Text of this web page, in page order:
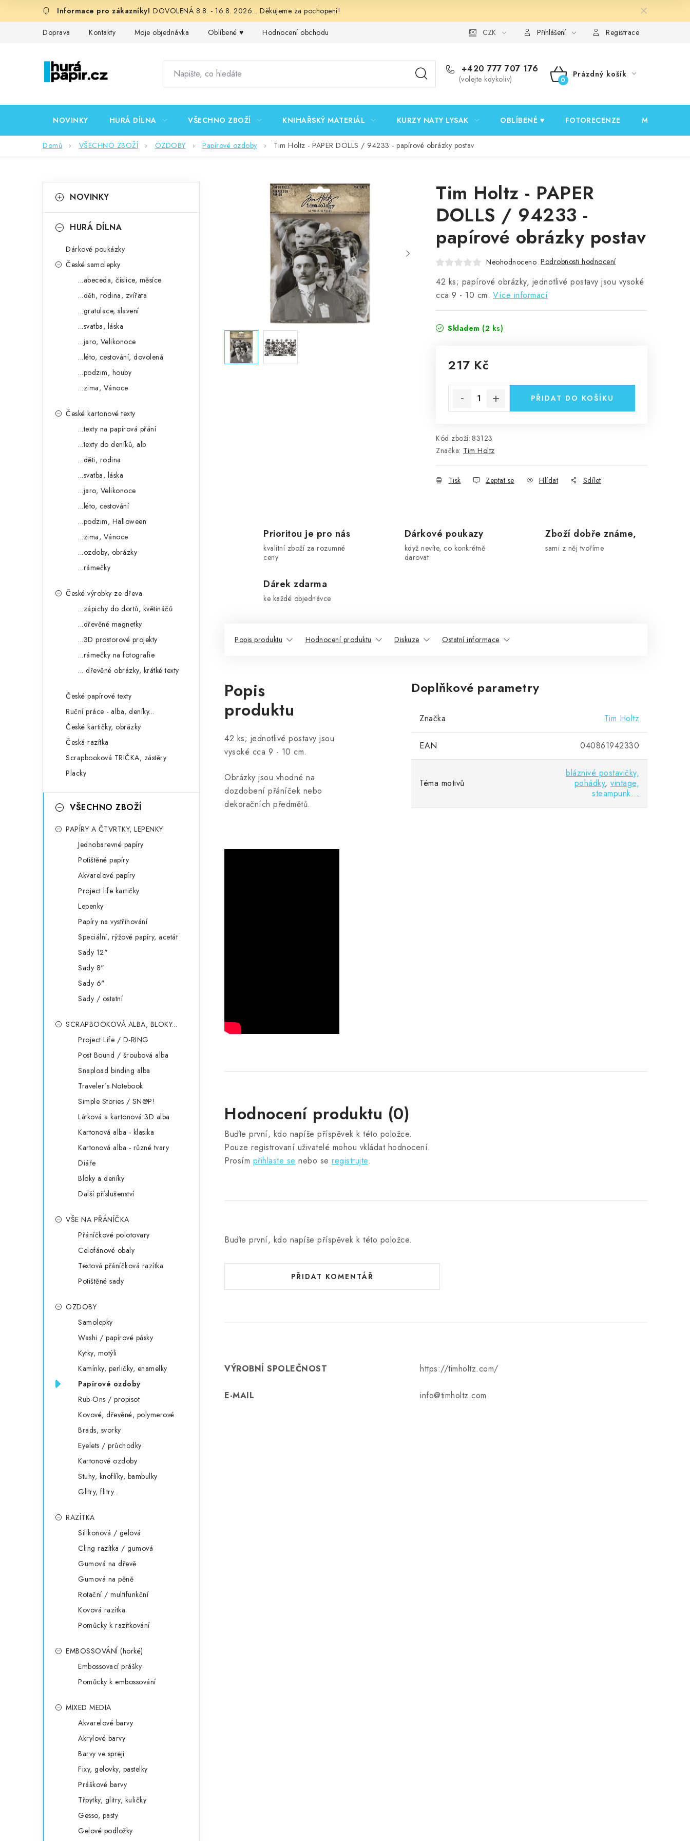
DOVOLENÁ 8.8. - 16.8. 2026... Děkujeme za pochopení!
Doprava Kontakty Moje objednávka Oblíbené ♥️ Hodnocení obchodu Podmínky ochrany osobních údajů Ověřování recenzí
CZK Přihlášení Registrace
+420 777 707 176
(volejte kdykoliv)
NÁKUPNÍ
Prázdný košík
NOVINKY HURÁ DÍLNA VŠECHNO ZBOŽÍ KNIHAŘSKÝ MATERIÁL KURZY NATY LYSAK OBLÍBENÉ ♥️ FOTORECENZE MOJE
Domů VŠECHNO ZBOŽÍ OZDOBY Papírové ozdoby Tim Holtz - PAPER DOLLS / 94233 - papírové obrázky postav
okategorie
a
NOVINKY
HURÁ DÍLNA
Dárkové poukázky
České samolepky
...abeceda, číslice, měsíce
...děti, rodina, zvířata
...gratulace, slavení
...svatba, láska
...jaro, Velikonoce
...léto, cestování, dovolená
...podzim, houby
...zima, Vánoce
České kartonové texty
...texty na papírová přání
...texty do deníků, alb
...děti, rodina
...svatba, láska
...jaro, Velikonoce
...léto, cestování
...podzim, Halloween
...zima, Vánoce
...ozdoby, obrázky
...rámečky
České výrobky ze dřeva
...zápichy do dortů, květináčů
...dřevěné magnetky
...3D prostorové projekty
...rámečky na fotografie
... dřevěné obrázky, krátké texty
České papírové texty
Ruční práce - alba, deníky...
České kartičky, obrázky
Česká razítka
Scrapbooková TRIČKA, zástěry
Placky
VŠECHNO ZBOŽÍ
PAPÍRY A ČTVRTKY, LEPENKY
Jednobarevné papíry
Potištěné papíry
Akvarelové papíry
Project life kartičky
Lepenky
Papíry na vystřihování
Speciální, rýžové papíry, acetát
Sady 12"
Sady 8"
Sady 6"
Sady / ostatní
SCRAPBOOKOVÁ ALBA, BLOKY...
Project Life / D-RING
Post Bound / šroubová alba
Snapload binding alba
Traveler´s Notebook
Simple Stories / SN@P!
Látková a kartonová 3D alba
Kartonová alba - klasika
Kartonová alba - různé tvary
Diáře
Bloky a deníky
Další příslušenství
VŠE NA PŘÁNÍČKA
Přáníčkové polotovary
Celofánové obaly
Textová přáníčková razítka
Potištěné sady
OZDOBY
Samolepky
Washi / papírové pásky
Kytky, motýli
Kamínky, perličky, enamelky
Papírové ozdoby
Rub-Ons / propisot
Kovové, dřevěné, polymerové
Brads, svorky
Eyelets / průchodky
Kartonové ozdoby
Stuhy, knoflíky, bambulky
Glitry, flitry...
RAZÍTKA
Silikonová / gelová
Cling razítka / gumová
Gumová na dřevě
Gumová na pěně
Rotační / multifunkční
Kovová razítka
Pomůcky k razítkování
EMBOSSOVÁNÍ (horké)
Embossovací prášky
Pomůcky k embossování
MIXED MEDIA
Akvarelové barvy
Akrylové barvy
Barvy ve spreji
Fixy, gelovky, pastelky
Práškové barvy
Třpytky, glitry, kuličky
Gesso, pasty
Gelové podložky
Tim Holtz - PAPER
DOLLS / 94233 -
papírové obrázky postav
Neohodnoceno Podrobnosti hodnocení
42 ks; papírové obrázky, jednotlivé postavy jsou vysoké
cca 9 - 10 cm. Více informací
Skladem (2 ks)
217 Kč
PŘIDAT DO KOŠÍKU
Kód zboží: 83123
Značka: Tim Holtz
Tisk Zeptat se Hlídat Sdílet
Prioritou je pro nás
kvalitní zboží za rozumné
ceny
Dárkové poukazy
když nevíte, co konkrétně
darovat
Zboží dobře známe,
sami z něj tvoříme
Dárek zdarma
ke každé objednávce
Popis produktu Hodnocení produktu Diskuze Ostatní informace
Popis
produktu
42 ks; jednotlivé postavy jsou
vysoké cca 9 - 10 cm.
Obrázky jsou vhodné na
dozdobení přáníček nebo
dekoračních předmětů.
Doplňkové parametry
Značka Tim Holtz
EAN 040861942330
Téma motivů
bláznivé postavičky,
pohádky, vintage,
steampunk...
Hodnocení produktu (0)
Buďte první, kdo napíše příspěvek k této položce.
Pouze registrovaní uživatelé mohou vkládat hodnocení.
Prosím přihlaste se nebo se registrujte.
Buďte první, kdo napíše příspěvek k této položce.
PŘIDAT KOMENTÁŘ
VÝROBNÍ SPOLEČNOST https://timholtz.com/
E-MAIL info@timholtz.com